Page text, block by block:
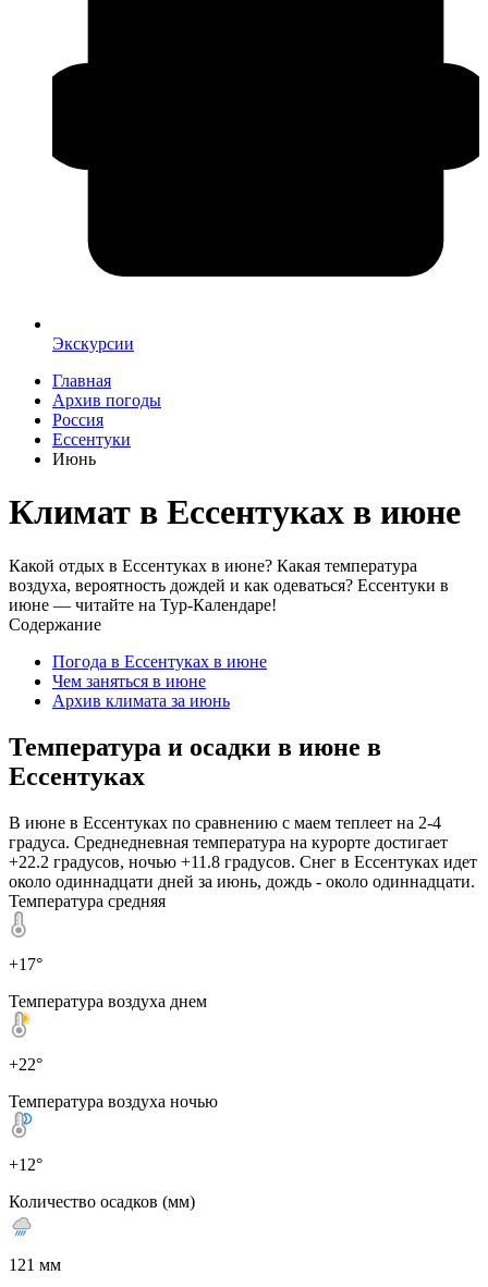
Экскурсии
Главная
Архив погоды
Россия
Ессентуки
Июнь
Климат в Ессентуках в июне
Какой отдых в Ессентуках в июне? Какая температура
воздуха, вероятность дождей и как одеваться? Ессентуки в
июне — читайте на Тур-Календаре!
Содержание
Погода в Ессентуках в июне
Чем заняться в июне
Архив климата за июнь
Температура и осадки в июне в
Ессентуках
В июне в Ессентуках по сравнению с маем теплеет на 2-4
градуса. Среднедневная температура на курорте достигает
+22.2 градусов, ночью +11.8 градусов. Снег в Ессентуках идет
около одиннадцати дней за июнь, дождь - около одиннадцати.
Температура средняя
+17°
Температура воздуха днем
+22°
Температура воздуха ночью
+12°
Количество осадков (мм)
121 мм